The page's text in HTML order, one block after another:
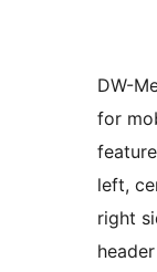
DW-
for
left,
right